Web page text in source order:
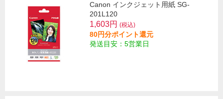
Canon インクジェット用紙 SG-
201L120
1,603円 (税込)
80円分ポイント還元
発送目安：5営業日